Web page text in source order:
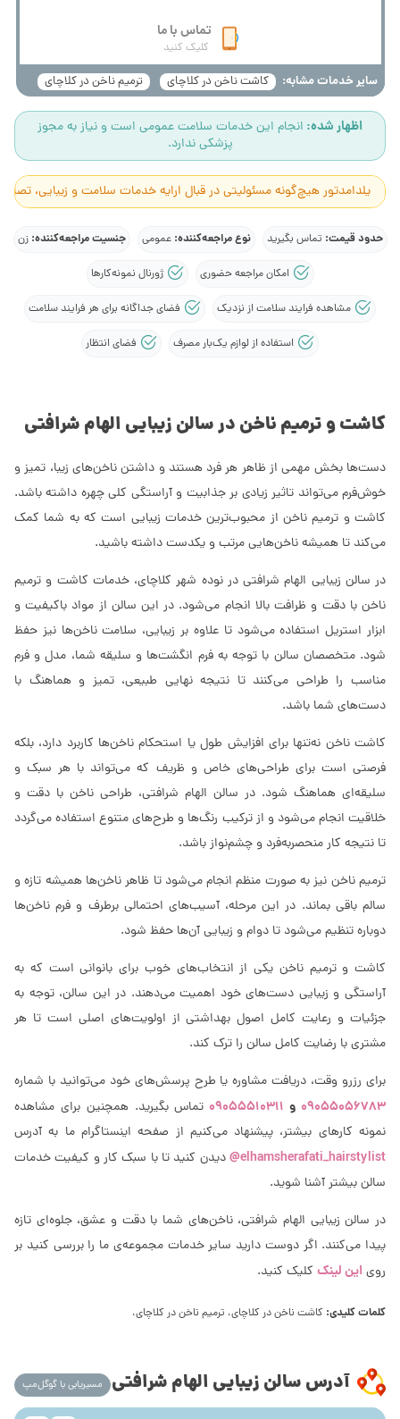
تماس با ما
کلیک کنید
سایر خدمات مشابه: کاشت ناخن در کلاچای ترمیم ناخن در کلاچای
اظهار شده: انجام این خدمات سلامت عمومی است و نیاز به مجوز
پزشکی ندارد.
یلدامدتور هیچ‌گونه مسئولیتی در قبال ارایه خدمات سلامت و زیبایی،
حدود قیمت: تماس بگیرید نوع مراجعه‌کننده:عمومی جنسیت مراجعه‌کننده:زن
امکان مراجعه حضوری ژورنال نمونه‌کارها
مشاهده فرایند سلامت از نزدیک فضای جداگانه برای هر فرایند سلامت
استفاده از لوازم یک‌بار مصرف فضای انتظار
کاشت و ترمیم ناخن در سالن زیبایی الهام شرافتی
دست‌ها بخش مهمی از ظاهر هر فرد هستند و داشتن ناخن‌های زیبا، تمیز و
خوش‌فرم می‌تواند تاثیر زیادی بر جذابیت و آراستگی کلی چهره داشته باشد.
کاشت و ترمیم ناخن از محبوب‌ترین خدمات زیبایی است که به شما کمک
می‌کند تا همیشه ناخن‌هایی مرتب و یکدست داشته باشید.
در سالن زیبایی الهام شرافتی در نوده شهر کلاچای، خدمات کاشت و ترمیم
ناخن با دقت و ظرافت بالا انجام می‌شود. در این سالن از مواد باکیفیت و
ابزار استریل استفاده می‌شود تا علاوه بر زیبایی، سلامت ناخن‌ها نیز حفظ
شود. متخصصان سالن با توجه به فرم انگشت‌ها و سلیقه شما، مدل و فرم
مناسب را طراحی می‌کنند تا نتیجه نهایی طبیعی، تمیز و هماهنگ با
دست‌های شما باشد.
کاشت ناخن نه‌تنها برای افزایش طول یا استحکام ناخن‌ها کاربرد دارد، بلکه
فرصتی است برای طراحی‌های خاص و ظریف که می‌تواند با هر سبک و
سلیقه‌ای هماهنگ شود. در سالن الهام شرافتی، طراحی ناخن با دقت و
خلاقیت انجام می‌شود و از ترکیب رنگ‌ها و طرح‌های متنوع استفاده می‌گردد
تا نتیجه کار منحصربه‌فرد و چشم‌نواز باشد.
ترمیم ناخن نیز به صورت منظم انجام می‌شود تا ظاهر ناخن‌ها همیشه تازه و
سالم باقی بماند. در این مرحله، آسیب‌های احتمالی برطرف و فرم ناخن‌ها
دوباره تنظیم می‌شود تا دوام و زیبایی آن‌ها حفظ شود.
کاشت و ترمیم ناخن یکی از انتخاب‌های خوب برای بانوانی است که به
آراستگی و زیبایی دست‌های خود اهمیت می‌دهند. در این سالن، توجه به
جزئیات و رعایت کامل اصول بهداشتی از اولویت‌های اصلی است تا هر
مشتری با رضایت کامل سالن را ترک کند.
برای رزرو وقت، دریافت مشاوره یا طرح پرسش‌های خود می‌توانید با شماره
09055056783 و 09055510311 تماس بگیرید. همچنین برای مشاهده
نمونه کارهای بیشتر، پیشنهاد می‌کنیم از صفحه اینستاگرام ما به آدرس
elhamsherafati_hairstylist@
دیدن کنید تا با سبک کار و کیفیت خدمات
سالن بیشتر آشنا شوید.
در سالن زیبایی الهام شرافتی، ناخن‌های شما با دقت و عشق، جلوه‌ای تازه
پیدا می‌کنند. اگر دوست دارید سایر خدمات مجموعه‌ی ما را بررسی کنید بر
روی این لینک کلیک کنید.
کلمات کلیدی: کاشت ناخن در کلاچای، ترمیم ناخن در کلاچای،
آدرس سالن زیبایی الهام شرافتی مسیریابی با گوگل‌مپ